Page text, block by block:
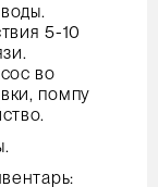
5-10
во
помпу